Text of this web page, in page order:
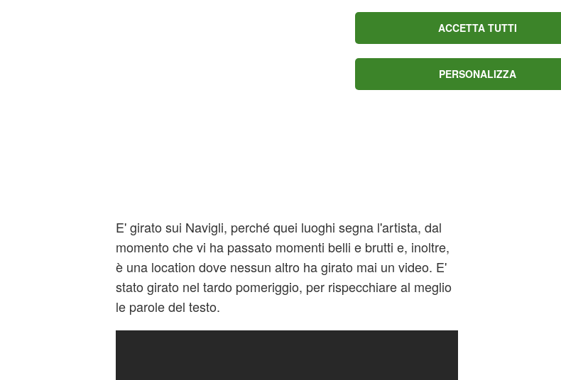
E' girato sui Navigli, perché quei luoghi segna l'artista, dal
momento che vi ha passato momenti belli e brutti e, inoltre,
è una location dove nessun altro ha girato mai un video. E'
stato girato nel tardo pomeriggio, per rispecchiare al meglio
le parole del testo.
ACCETTA TUTTI
PERSONALIZZA